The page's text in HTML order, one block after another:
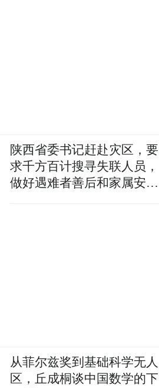
陕西省委书记赶赴灾区，要
求千方百计搜寻失联人员，
做好遇难者善后和家属安抚
从菲尔兹奖到基础科学无人
区，丘成桐谈中国数学的下